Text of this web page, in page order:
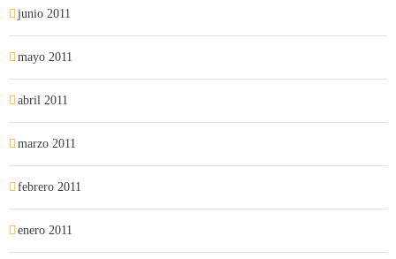
junio 2011
mayo 2011
abril 2011
marzo 2011
febrero 2011
enero 2011